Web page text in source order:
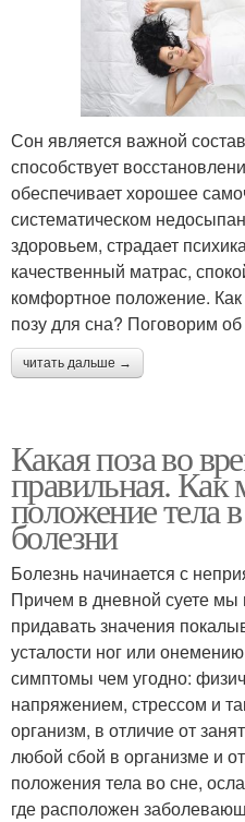
Сон является важной
способствует
обеспечивает хорошее
систематическом
здоровьем, страдает
качественный матрас,
комфортное положение.
позу для сна? Поговорим
читать дальше →
Какая поза во
правильная. Как
положение тела в
болезни
Болезнь начинается с
Причем в дневной суете
придавать значения
усталости ног или
симптомы чем угодно:
напряжением, стрессом и
организм, в отличие от
любой сбой в организме и
положения тела во сне,
где расположен